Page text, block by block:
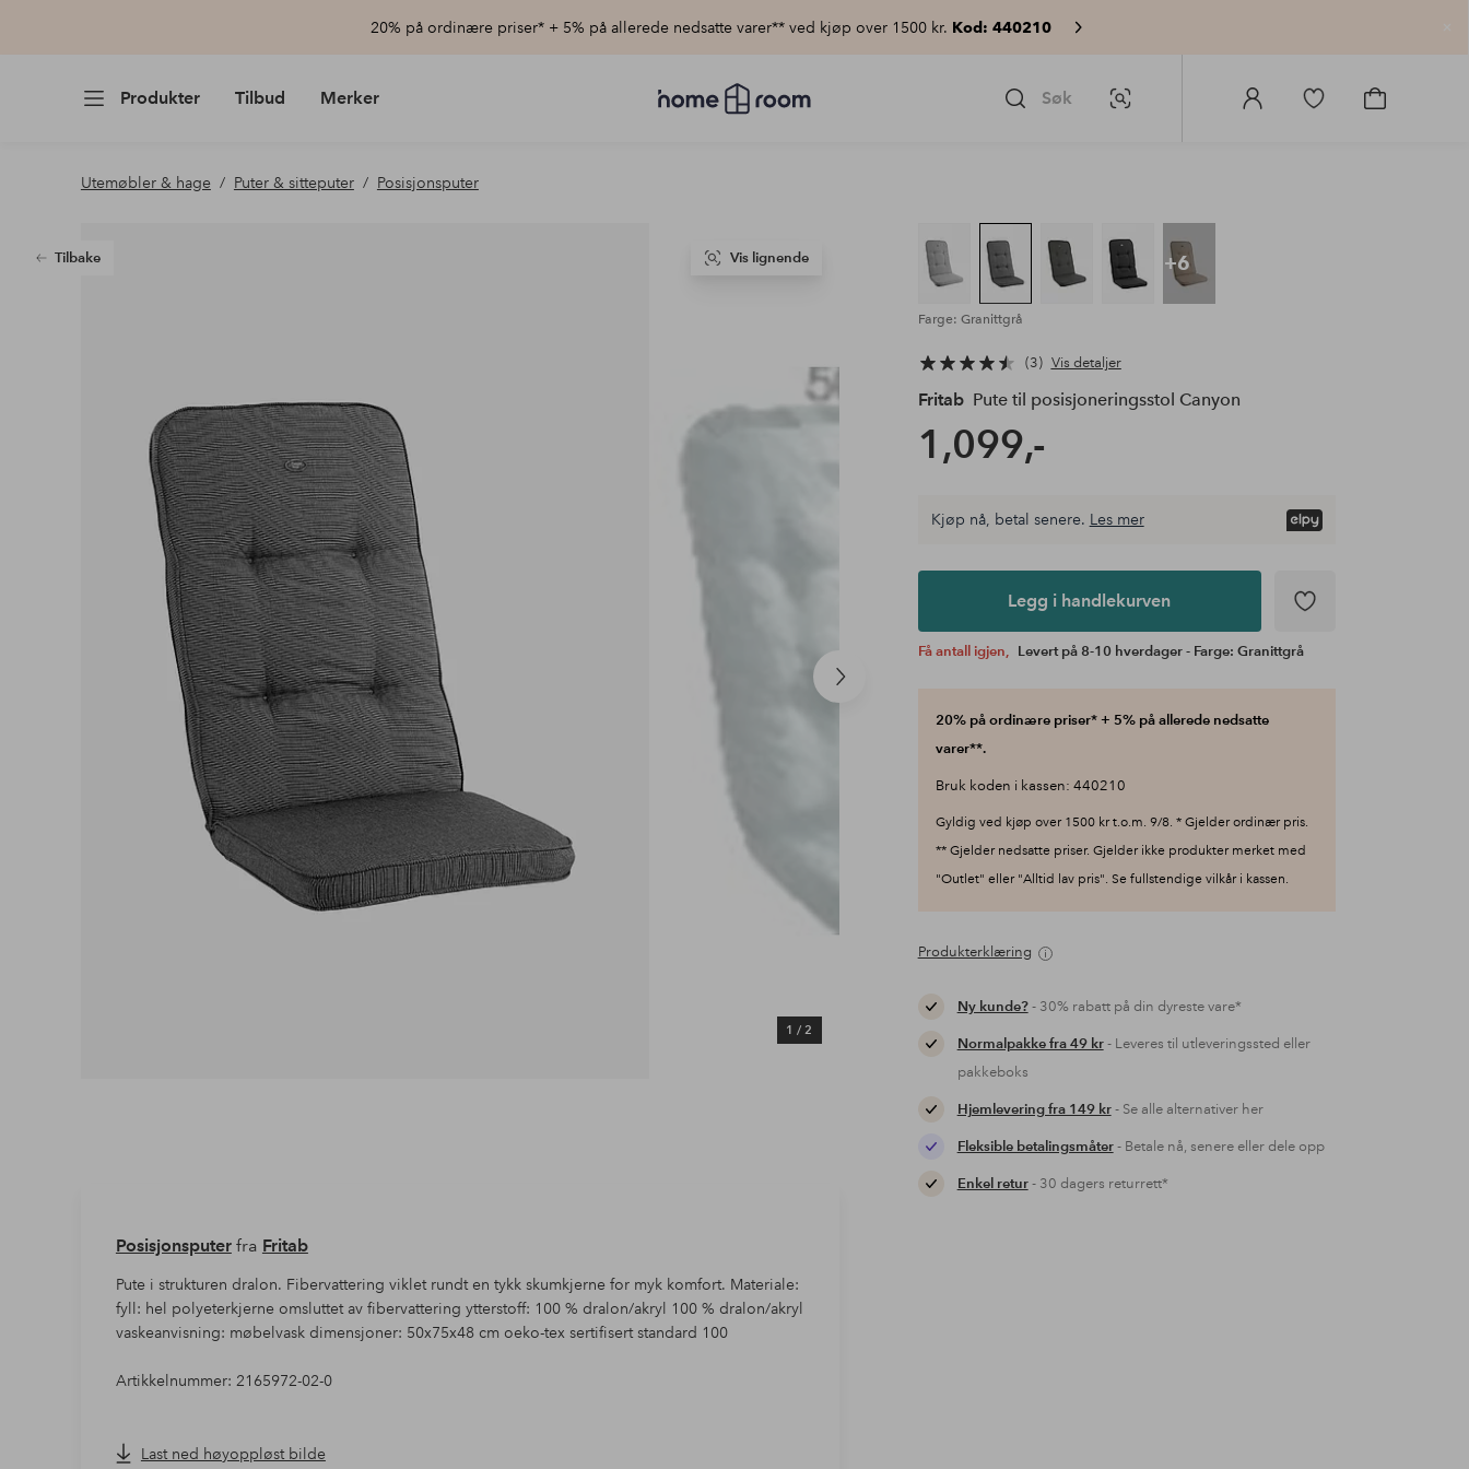
20% på ordinære priser* + 5% på allerede nedsatte varer** ved kjøp over 1500 kr. Kod: 440210
Produkter Tilbud Merker
Homeroom
–
Søk Bildesøk
Logg
Gå
Gå
Utemøbler & hage Puter & sitteputer Posisjonsputer
Tilbake
Neste
produkt
1 / 2
Vis lignende +6
Farge: Granittgrå
3 Vis detaljer
Fritab Pute til posisjoneringsstol Canyon
1,099,-
Kjøp nå, betal senere. Les mer
Legg i handlekurven
Få antall igjen, Levert på 8-10 hverdager - Farge: Granittgrå
20% på ordinære priser* + 5% på allerede nedsatte
varer**.
Bruk koden i kassen: 440210
Gyldig ved kjøp over 1500 kr t.o.m. 9/8. * Gjelder ordinær pris.
** Gjelder nedsatte priser. Gjelder ikke produkter merket med
"Outlet" eller "Alltid lav pris". Se fullstendige vilkår i kassen.
Produkterklæring
Ny kunde?- 30% rabatt på din dyreste vare*
Normalpakke fra 49 kr- Leveres til utleveringssted eller
pakkeboks
Hjemlevering fra 149 kr- Se alle alternativer her
Fleksible betalingsmåter- Betale nå, senere eller dele opp
Enkel retur- 30 dagers returrett*
Posisjonsputerfra Fritab
Pute i strukturen dralon. Fibervattering viklet rundt en tykk skumkjerne for myk komfort. Materiale:
fyll: hel polyeterkjerne omsluttet av fibervattering ytterstoff: 100 % dralon/akryl 100 % dralon/akryl
vaskeanvisning: møbelvask dimensjoner: 50x75x48 cm oeko-tex sertifisert standard 100
Artikkelnummer: 2165972-02-0
Last ned høyoppløst bilde